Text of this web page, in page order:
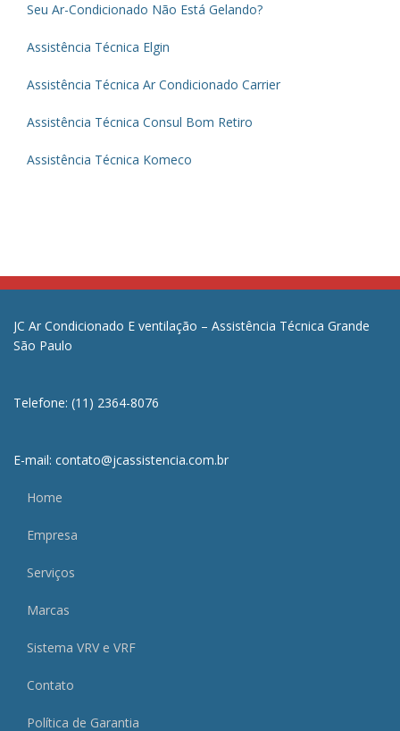
Seu Ar-Condicionado Não Está Gelando?
Assistência Técnica Elgin
Assistência Técnica Ar Condicionado Carrier
Assistência Técnica Consul Bom Retiro
Assistência Técnica Komeco
JC Ar Condicionado E ventilação – Assistência Técnica Grande
São Paulo
Telefone: (11) 2364-8076
E-mail: contato@jcassistencia.com.br
Home
Empresa
Serviços
Marcas
Sistema VRV e VRF
Contato
Política de Garantia